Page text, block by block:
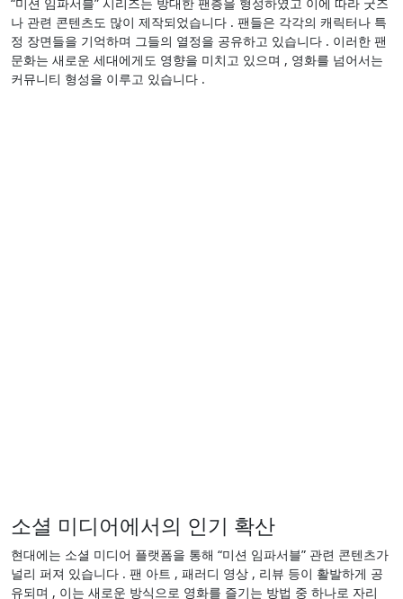
나 관련 콘텐츠도 많이 제작되었습니다 . 팬들은 각각의 캐릭터나 특
정 장면들을 기억하며 그들의 열정을 공유하고 있습니다 . 이러한 팬
문화는 새로운 세대에게도 영향을 미치고 있으며 , 영화를 넘어서는
커뮤니티 형성을 이루고 있습니다 .
소셜 미디어에서의 인기 확산
현대에는 소셜 미디어 플랫폼을 통해 “미션 임파서블” 관련 콘텐츠가
널리 퍼져 있습니다 . 팬 아트 , 패러디 영상 , 리뷰 등이 활발하게 공
유되며 , 이는 새로운 방식으로 영화를 즐기는 방법 중 하나로 자리